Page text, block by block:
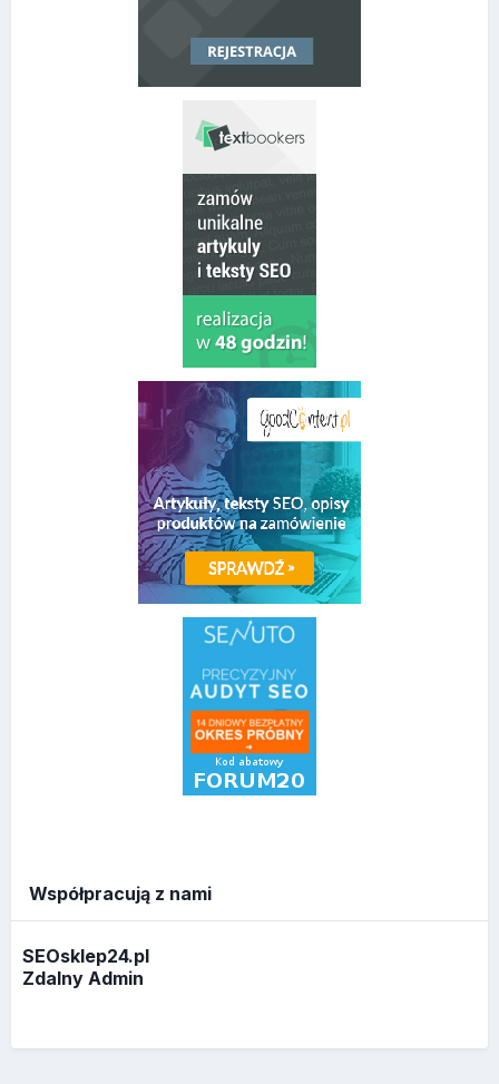
Współpracują z nami
SEOsklep24.pl
Zdalny Admin